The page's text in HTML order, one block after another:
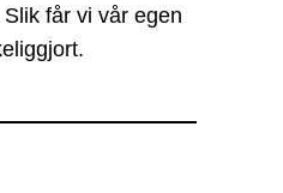
får vi vår egen